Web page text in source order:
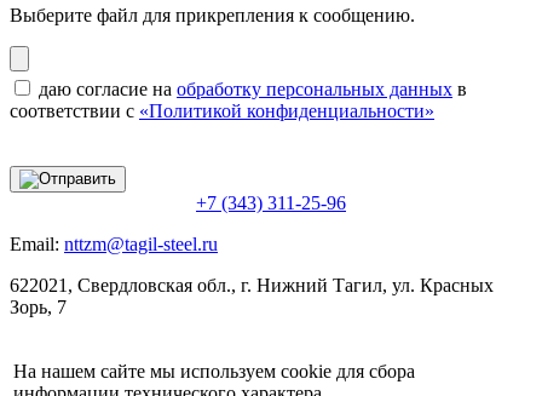
Выберите файл для прикрепления к сообщению.
даю согласие на обработку персональных данных в
соответствии с «Политикой конфиденциальности»
+7 (343) 311-25-96
Email: nttzm@tagil-steel.ru
622021, Свердловская обл., г. Нижний Тагил, ул. Красных
Зорь, 7
На нашем сайте мы используем cookie для сбора